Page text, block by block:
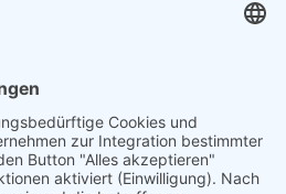
Anlage in
Energetische
bis hin zur Live-